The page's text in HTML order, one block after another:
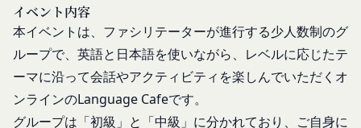
イベント内容
本イベントは、ファシリテーターが進行する少人数制のグ
ループで、英語と日本語を使いながら、レベルに応じたテ
ーマに沿って会話やアクティビティを楽しんでいただくオ
ンラインのLanguage Cafeです。
グループは「初級」と「中級」に分かれており、ご自身に
あらゆる情報を取得する場合があります。
位置情報
お客様が、端末または携帯端末上で当社のサービス
を利用し、そこで位置情報を提供することを認めた
場合、当社は、お客様の位置情報を取得することが
あります。通常はお客様のブラウザや端末の設定に
第4条に規定する方法に従って、登録希望者が行う
本サービスの利用登録をいいます。
「登録情報」
登録希望者及び利用者が会員登録時に登録した当社
が定める情報、本サービス利用中に当社が必要と判
断して登録を求めた情報及びこれらの情報について